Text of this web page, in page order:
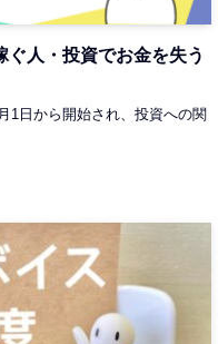
ぐ人・投資でお金を失う
1日から開始され、投資への関